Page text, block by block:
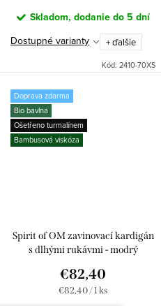
Skladom, dodanie do 5 dní
Dostupné varianty + ďalšie
Kód: 2410-70XS
Doprava zdarma
Bio bavlna
Ošetřeno turmalínem
Bambusová viskóza
Spirit of OM zavinovací kardigán
s dlhými rukávmi - modrý
€82,40
Jednotková
€82,40 / 1 ks